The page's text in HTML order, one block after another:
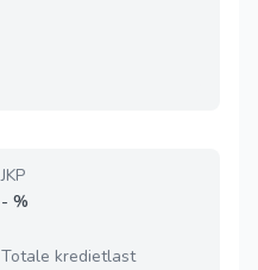
JKP
- %
Totale kredietlast